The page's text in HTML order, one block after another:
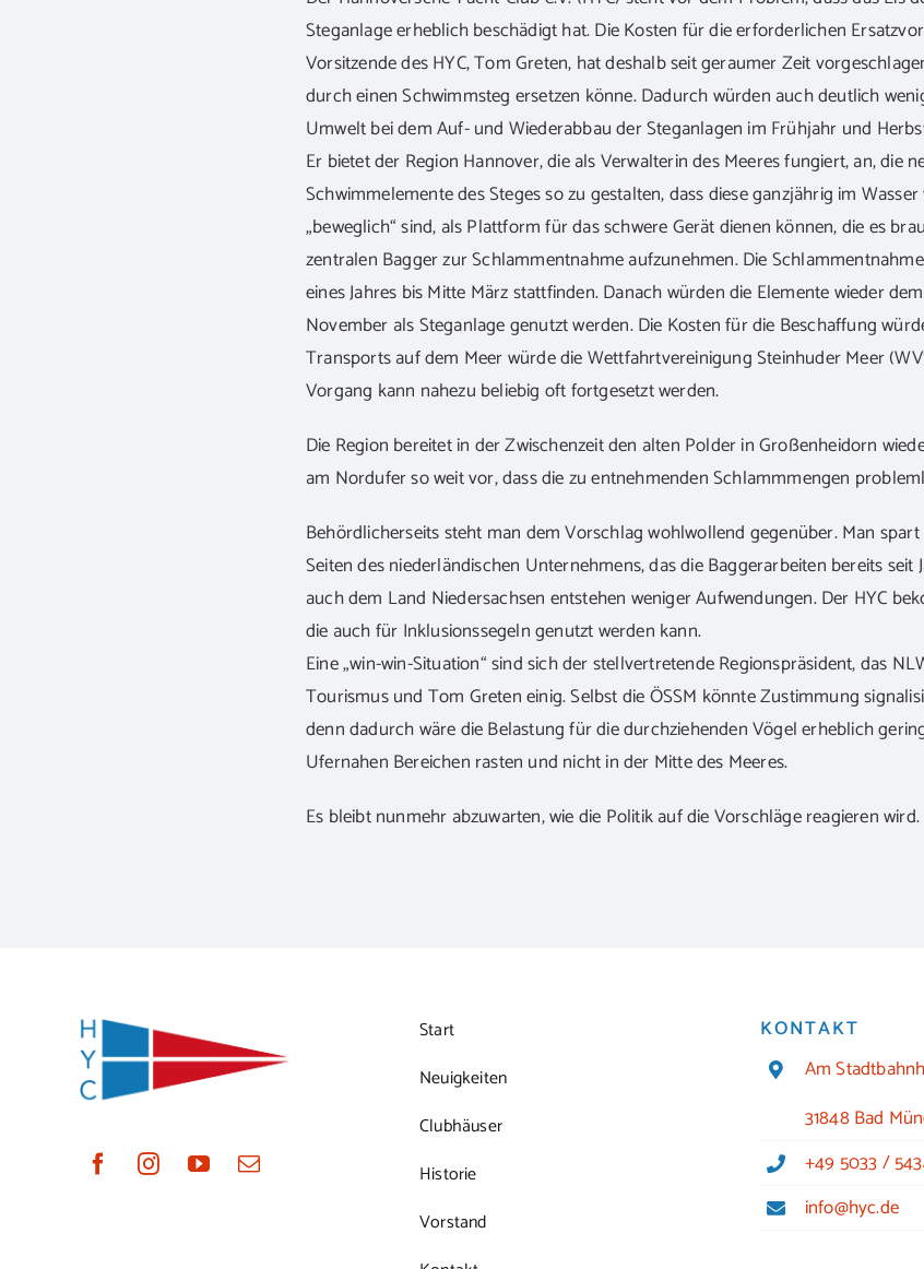
Steganlage erheblich beschädigt hat. Die Kosten für die erforderlichen
Vorsitzende des HYC, Tom Greten, hat deshalb seit geraumer Zeit
durch einen Schwimmsteg ersetzen könne. Dadurch würden auch deutlich
Umwelt bei dem Auf- und Wiederabbau der Steganlagen im Frühjahr und
Er bietet der Region Hannover, die als Verwalterin des Meeres fungiert, an, die
Schwimmelemente des Steges so zu gestalten, dass diese ganzjährig im
„beweglich“ sind, als Plattform für das schwere Gerät dienen können, die es
zentralen Bagger zur Schlammentnahme aufzunehmen. Die
eines Jahres bis Mitte März stattfinden. Danach würden die Elemente wieder
November als Steganlage genutzt werden. Die Kosten für die Beschaffung
Transports auf dem Meer würde die Wettfahrtvereinigung Steinhuder Meer
Vorgang kann nahezu beliebig oft fortgesetzt werden.
Die Region bereitet in der Zwischenzeit den alten Polder in Großenheidorn
am Nordufer so weit vor, dass die zu entnehmenden Schlammmengen
Behördlicherseits steht man dem Vorschlag wohlwollend gegenüber. Man
Seiten des niederländischen Unternehmens, das die Baggerarbeiten bereits
auch dem Land Niedersachsen entstehen weniger Aufwendungen. Der HYC
die auch für Inklusionssegeln genutzt werden kann.
Eine „win-win-Situation“ sind sich der stellvertretende Regionspräsident, das
Tourismus und Tom Greten einig. Selbst die ÖSSM könnte Zustimmung
denn dadurch wäre die Belastung für die durchziehenden Vögel erheblich
Ufernahen Bereichen rasten und nicht in der Mitte des Meeres.
Es bleibt nunmehr abzuwarten, wie die Politik auf die Vorschläge reagieren wird.
Start
Neuigkeiten
Clubhäuser
Historie
Vorstand
KONTAKT
Am
31848 Bad
+49 5033 /
info@hyc.de